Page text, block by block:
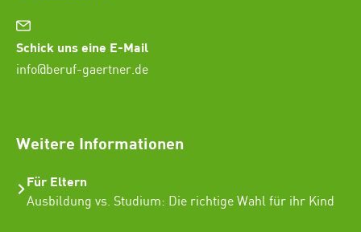
Schick uns eine E-Mail
info@beruf-gaertner.de
Weitere Informationen
Für Eltern
Ausbildung vs. Studium: Die richtige Wahl für ihr Kind